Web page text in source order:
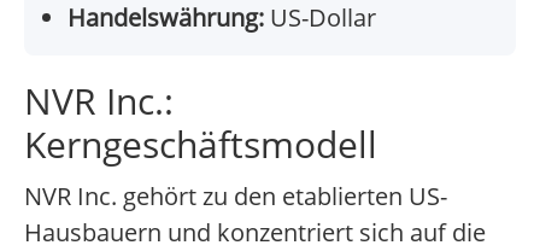
Handelswährung: US-Dollar
NVR Inc.:
Kerngeschäftsmodell
NVR Inc. gehört zu den etablierten US-
Hausbauern und konzentriert sich auf die